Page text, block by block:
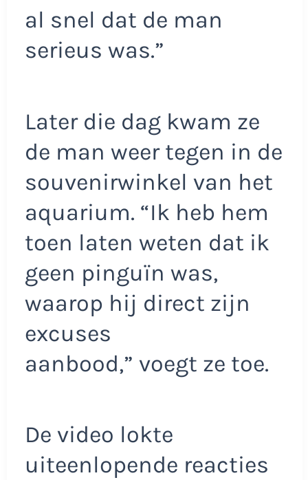
al snel dat de man
serieus was.”
Later die dag kwam ze
de man weer tegen in de
souvenirwinkel van het
aquarium. “Ik heb hem
toen laten weten dat ik
geen pinguïn was,
waarop hij direct zijn
excuses
aanbood,” voegt ze toe.
De video lokte
uiteenlopende reacties